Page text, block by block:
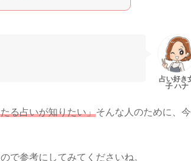
る占いが知りたい」そんな人のために、今
で参考にしてみてくださいね。